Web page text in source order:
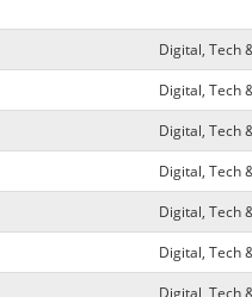
Digital, Tech
Digital, Tech
Digital, Tech
Digital, Tech
Digital, Tech
Digital, Tech
Digital, Tech